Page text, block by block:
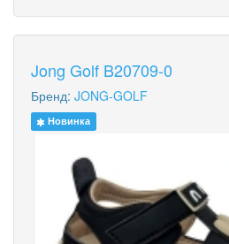
Jong Golf B20709-0
Бренд: JONG-GOLF
Новинка